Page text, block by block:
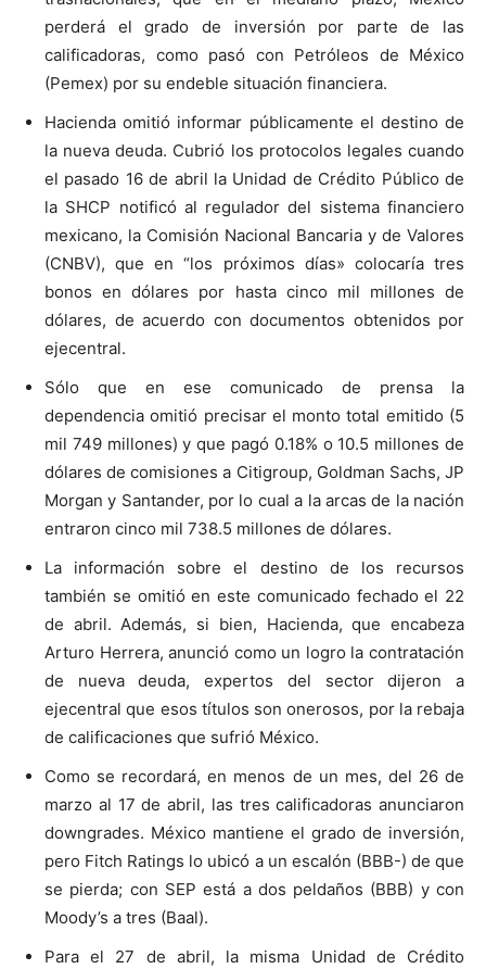
perderá el grado de inversión por parte de las
calificadoras, como pasó con Petróleos de México
(Pemex) por su endeble situación financiera.
Hacienda omitió informar públicamente el destino de
la nueva deuda. Cubrió los protocolos legales cuando
el pasado 16 de abril la Unidad de Crédito Público de
la SHCP notificó al regulador del sistema financiero
mexicano, la Comisión Nacional Bancaria y de Valores
(CNBV), que en “los próximos días» colocaría tres
bonos en dólares por hasta cinco mil millones de
dólares, de acuerdo con documentos obtenidos por
ejecentral.
Sólo que en ese comunicado de prensa la
dependencia omitió precisar el monto total emitido (5
mil 749 millones) y que pagó 0.18% o 10.5 millones de
dólares de comisiones a Citigroup, Goldman Sachs, JP
Morgan y Santander, por lo cual a la arcas de la nación
entraron cinco mil 738.5 millones de dólares.
La información sobre el destino de los recursos
también se omitió en este comunicado fechado el 22
de abril. Además, si bien, Hacienda, que encabeza
Arturo Herrera, anunció como un logro la contratación
de nueva deuda, expertos del sector dijeron a
ejecentral que esos títulos son onerosos, por la rebaja
de calificaciones que sufrió México.
Como se recordará, en menos de un mes, del 26 de
marzo al 17 de abril, las tres calificadoras anunciaron
downgrades. México mantiene el grado de inversión,
pero Fitch Ratings lo ubicó a un escalón (BBB-) de que
se pierda; con SEP está a dos peldaños (BBB) y con
Moody’s a tres (Baal).
Para el 27 de abril, la misma Unidad de Crédito